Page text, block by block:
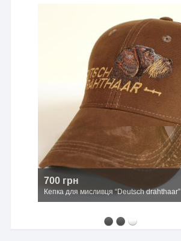
700 грн
Кепка для мисливця “Deutsch drahthaar”